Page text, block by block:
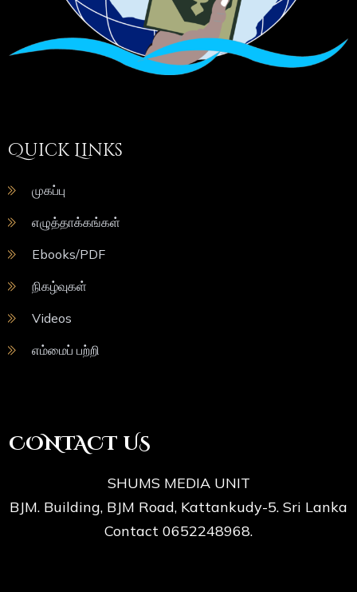
Quick Links
முகப்பு
எழுத்தாக்கங்கள்
Ebooks/PDF
நிகழ்வுகள்
Videos
எம்மைப் பற்றி
CONTACT US
SHUMS MEDIA UNIT
BJM. Building, BJM Road, Kattankudy-5. Sri Lanka
Contact 0652248968.